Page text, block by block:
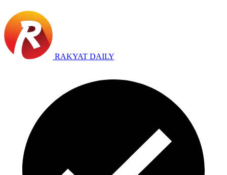
RAKYAT DAILY